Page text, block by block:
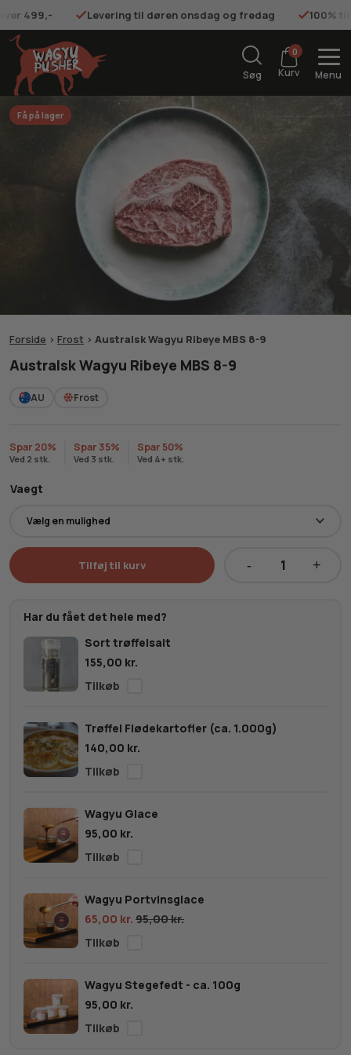
499,- Levering til døren onsdag og fredag 100%
Søg
0
Kurv Menu
Få på lager
Forside > Frost > Australsk Wagyu Ribeye MBS 8-9
Australsk Wagyu Ribeye MBS 8-9
AU Frost
Spar 20%
Ved 2 stk.
Spar 35%
Ved 3 stk.
Spar 50%
Ved 4+ stk.
Vaegt
Har du fået det hele med?
Sort trøffelsalt
155,00 kr.
Trøffel Flødekartofler (ca. 1.000g)
140,00 kr.
Wagyu Glace
95,00 kr.
Wagyu Portvinsglace
65,00 kr. 95,00kr.
Wagyu Stegefedt - ca. 100g
95,00 kr.
Tilføj til kurv